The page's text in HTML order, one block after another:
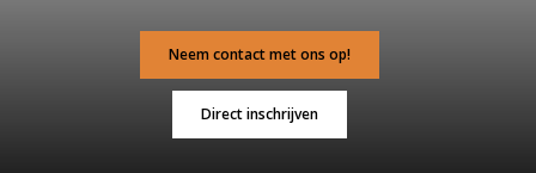
Neem contact met ons op!
Direct inschrijven